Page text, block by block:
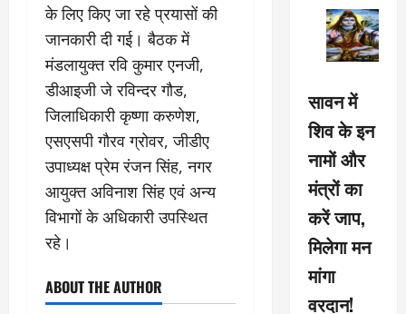
के लिए किए जा रहे प्रयासों की
जानकारी दी गई। बैठक में
मंडलायुक्त रवि कुमार एनजी,
डीआइजी जे रविन्दर गौड,
जिलाधिकारी कृष्णा करुणेश,
एसएसपी गौरव ग्रोवर, जीडीए
उपाध्यक्ष प्रेम रंजन सिंह, नगर
आयुक्त अविनाश सिंह एवं अन्य
विभागों के अधिकारी उपस्थित
रहे।
ABOUT THE AUTHOR
सावन में
शिव के इन
नामों और
मंत्रों का
करें जाप,
मिलेगा मन
मांगा
वरदान!